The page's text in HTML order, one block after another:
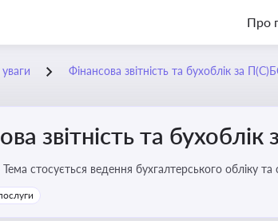
Про
Фінансова звітність та бухоблік за
звітність та
Тема стосується ведення бухгалтерського обліку